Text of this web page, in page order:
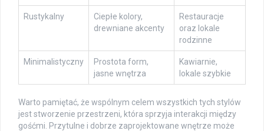
Rustykalny
Ciepłe kolory,
drewniane akcenty
Restauracje
oraz lokale
rodzinne
Minimalistyczny
Prostota form,
jasne wnętrza
Kawiarnie,
lokale szybkie
Warto pamiętać, że wspólnym celem wszystkich tych stylów
jest stworzenie przestrzeni, która sprzyja interakcji między
gośćmi. Przytulne i dobrze zaprojektowane wnętrze może